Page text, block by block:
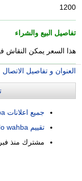
1200
تفاصيل البيع والشراء
هذا السعر يمكن النقاش
العنوان و تفاصيل الاتصال
جميع اعلانات mido wahba
تقييم mido wahba
مشترك منذ